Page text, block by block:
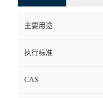
主要用途
执行标准
CAS